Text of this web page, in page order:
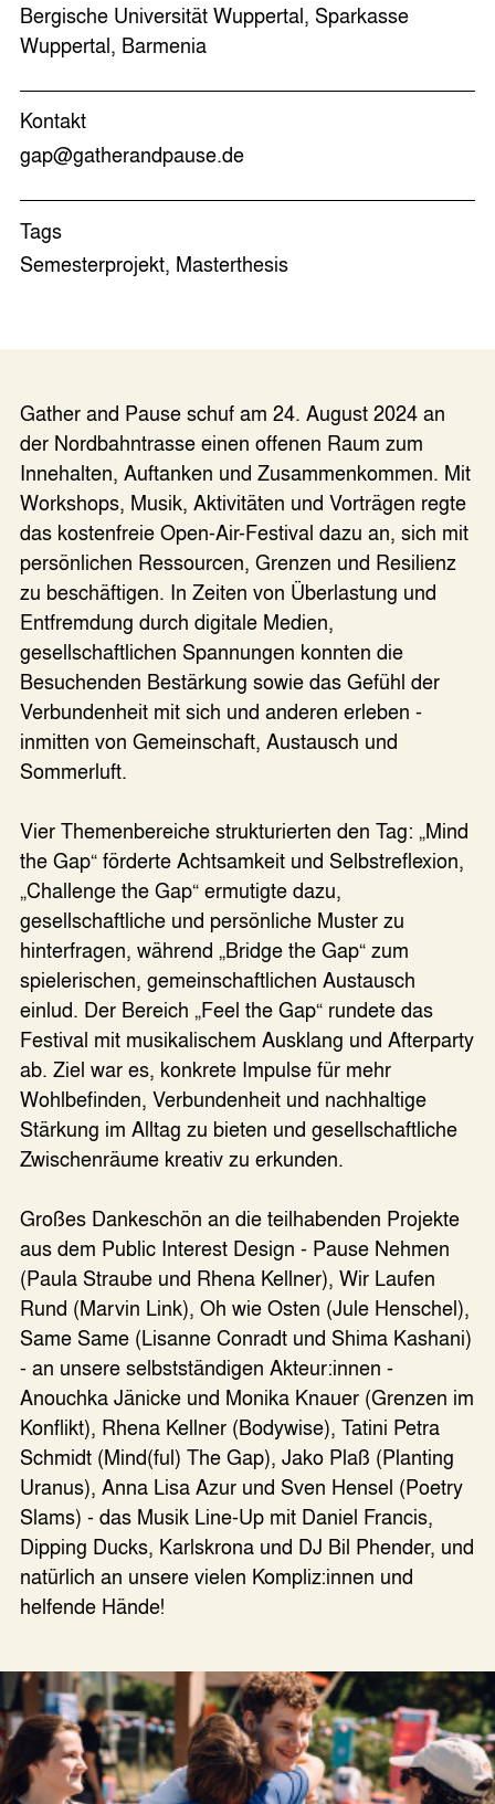
Bergische Universität Wuppertal, Sparkasse
Wuppertal, Barmenia
Kontakt
gap@gatherandpause.de
Tags
Semesterprojekt, Masterthesis
Gather and Pause schuf am 24. August 2024 an
der Nordbahntrasse einen offenen Raum zum
Innehalten, Auftanken und Zusammenkommen. Mit
Workshops, Musik, Aktivitäten und Vorträgen regte
das kostenfreie Open-Air-Festival dazu an, sich mit
persönlichen Ressourcen, Grenzen und Resilienz
zu beschäftigen. In Zeiten von Überlastung und
Entfremdung durch digitale Medien,
gesellschaftlichen Spannungen konnten die
Besuchenden Bestärkung sowie das Gefühl der
Verbundenheit mit sich und anderen erleben -
inmitten von Gemeinschaft, Austausch und
Sommerluft.
Vier Themenbereiche strukturierten den Tag: „Mind
the Gap“ förderte Achtsamkeit und Selbstreflexion,
„Challenge the Gap“ ermutigte dazu,
gesellschaftliche und persönliche Muster zu
hinterfragen, während „Bridge the Gap“ zum
spielerischen, gemeinschaftlichen Austausch
einlud. Der Bereich „Feel the Gap“ rundete das
Festival mit musikalischem Ausklang und Afterparty
ab. Ziel war es, konkrete Impulse für mehr
Wohlbefinden, Verbundenheit und nachhaltige
Stärkung im Alltag zu bieten und gesellschaftliche
Zwischenräume kreativ zu erkunden.
Großes Dankeschön an die teilhabenden Projekte
aus dem Public Interest Design - Pause Nehmen
(Paula Straube und Rhena Kellner), Wir Laufen
Rund (Marvin Link), Oh wie Osten (Jule Henschel),
Same Same (Lisanne Conradt und Shima Kashani)
- an unsere selbstständigen Akteur:innen -
Anouchka Jänicke und Monika Knauer (Grenzen im
Konflikt), Rhena Kellner (Bodywise), Tatini Petra
Schmidt (Mind(ful) The Gap), Jako Plaß (Planting
Uranus), Anna Lisa Azur und Sven Hensel (Poetry
Slams) - das Musik Line-Up mit Daniel Francis,
Dipping Ducks, Karlskrona und DJ Bil Phender, und
natürlich an unsere vielen Kompliz:innen und
helfende Hände!